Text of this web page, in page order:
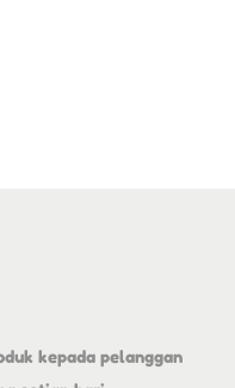
kepada pelanggan